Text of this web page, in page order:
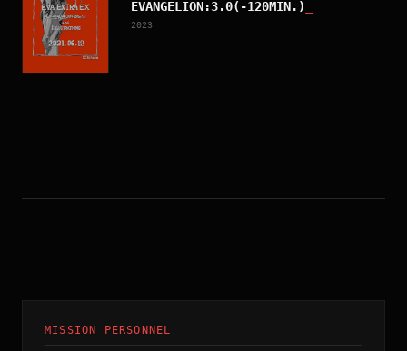
EVANGELION:3.0(-120MIN.)
2023
MISSION PERSONNEL